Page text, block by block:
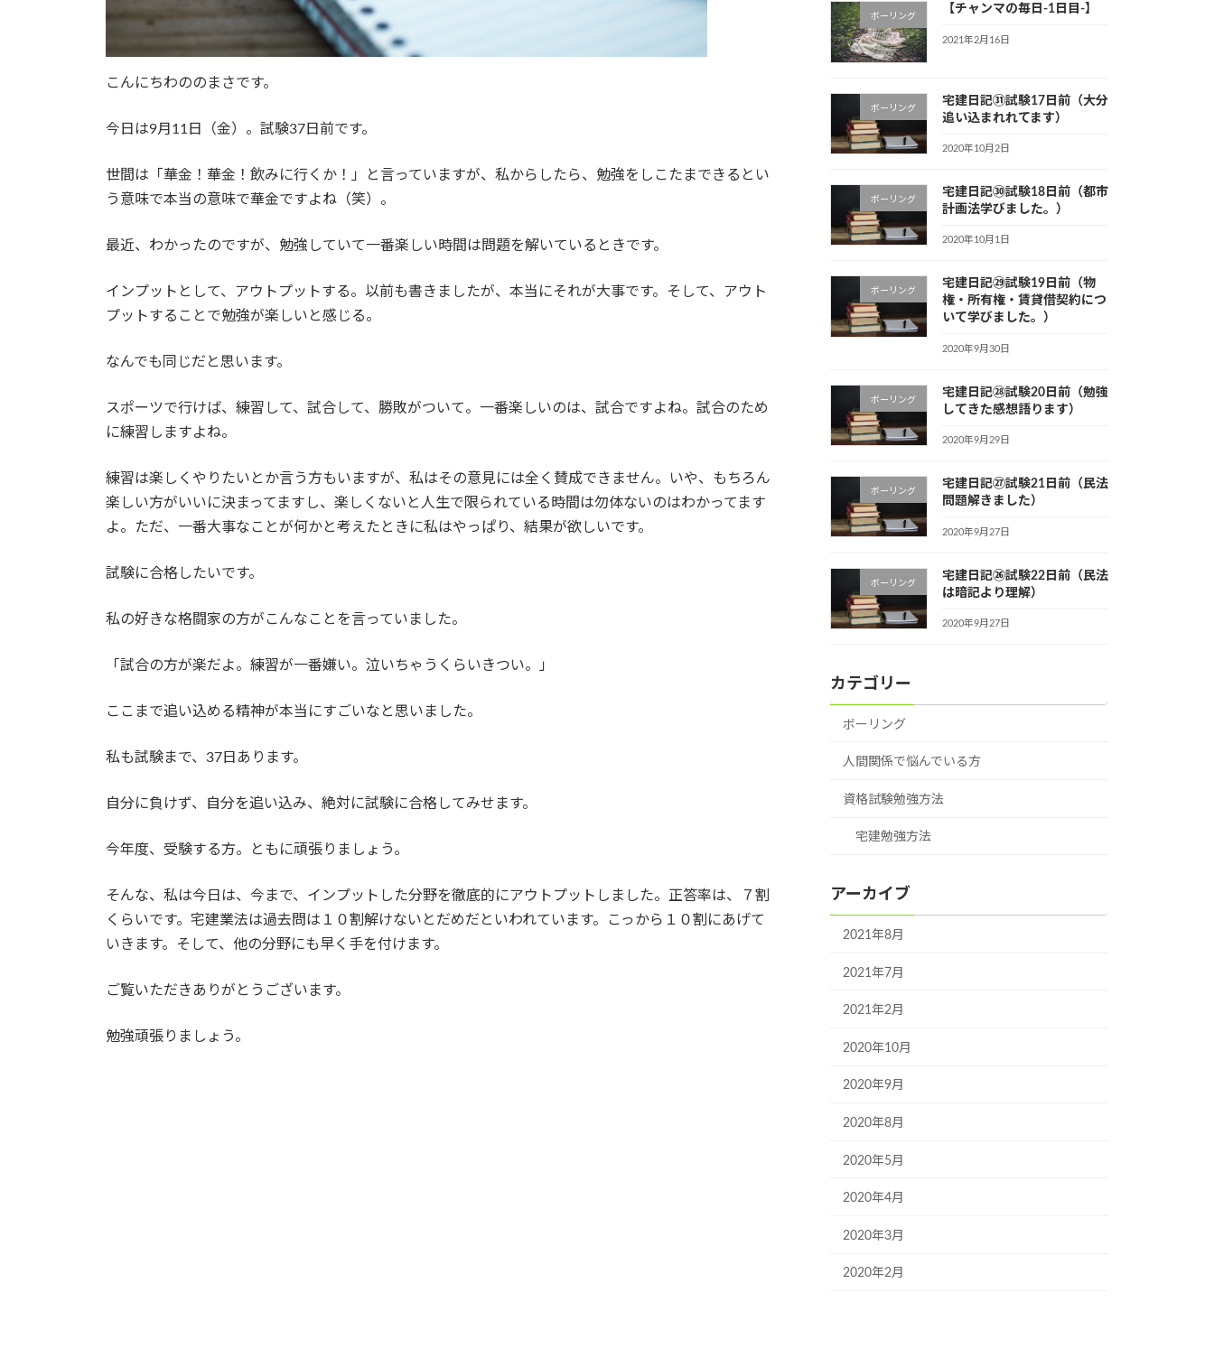
こんにちわののまさです。
今日は9月11日（金）。試験37日前です。
世間は「華金！華金！飲みに行くか！」と言っていますが、私からしたら、勉強をしこたまできるとい
う意味で本当の意味で華金ですよね（笑）。
最近、わかったのですが、勉強していて一番楽しい時間は問題を解いているときです。
インプットとして、アウトプットする。以前も書きましたが、本当にそれが大事です。そして、アウト
プットすることで勉強が楽しいと感じる。
なんでも同じだと思います。
スポーツで行けば、練習して、試合して、勝敗がついて。一番楽しいのは、試合ですよね。試合のため
に練習しますよね。
練習は楽しくやりたいとか言う方もいますが、私はその意見には全く賛成できません。いや、もちろん
楽しい方がいいに決まってますし、楽しくないと人生で限られている時間は勿体ないのはわかってます
よ。ただ、一番大事なことが何かと考えたときに私はやっぱり、結果が欲しいです。
試験に合格したいです。
私の好きな格闘家の方がこんなことを言っていました。
「試合の方が楽だよ。練習が一番嫌い。泣いちゃうくらいきつい。」
ここまで追い込める精神が本当にすごいなと思いました。
私も試験まで、37日あります。
自分に負けず、自分を追い込み、絶対に試験に合格してみせます。
今年度、受験する方。ともに頑張りましょう。
そんな、私は今日は、今まで、インプットした分野を徹底的にアウトプットしました。正答率は、７割
くらいです。宅建業法は過去問は１０割解けないとだめだといわれています。こっから１０割にあげて
いきます。そして、他の分野にも早く手を付けます。
ご覧いただきありがとうございます。
勉強頑張りましょう。
ボーリング
【チャンマの毎日-1日目-】
2021年2月16日
ボーリング
宅建日記㉛試験17日前（大分
追い込まれれてます）
2020年10月2日
ボーリング
宅建日記㉚試験18日前（都市
計画法学びました。）
2020年10月1日
ボーリング
宅建日記㉙試験19日前（物
権・所有権・賃貸借契約につ
いて学びました。）
2020年9月30日
ボーリング
宅建日記㉘試験20日前（勉強
してきた感想語ります）
2020年9月29日
ボーリング
宅建日記㉗試験21日前（民法
問題解きました）
2020年9月27日
ボーリング
宅建日記㉖試験22日前（民法
は暗記より理解）
2020年9月27日
カテゴリー
ボーリング
人間関係で悩んでいる方
資格試験勉強方法
宅建勉強方法
アーカイブ
2021年8月
2021年7月
2021年2月
2020年10月
2020年9月
2020年8月
2020年5月
2020年4月
2020年3月
2020年2月